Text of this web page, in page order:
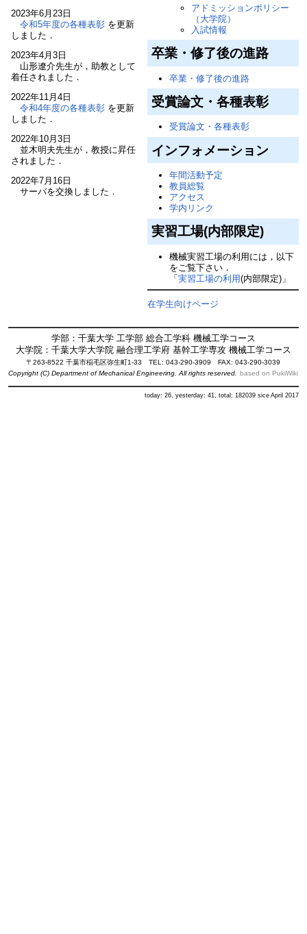
2023年6月23日
令和5年度の各種表彰を更新
しました．
2023年4月3日
山形遼介先生が，助教として
着任されました．
2022年11月4日
令和4年度の各種表彰を更新
しました．
2022年10月3日
並木明夫先生が，教授に昇任
されました．
2022年7月16日
サーバを交換しました．
アドミッションポリシー
（大学院）
入試情報
卒業・修了後の進路
卒業・修了後の進路
受賞論文・各種表彰
受賞論文・各種表彰
インフォメーション
年間活動予定
教員総覧
アクセス
学内リンク
実習工場(内部限定)
機械実習工場の利用には，以下
をご覧下さい．
「実習工場の利用(内部限定)」
在学生向けページ
学部：千葉大学 工学部 総合工学科 機械工学コース
大学院：千葉大学大学院 融合理工学府 基幹工学専攻 機械工学コース
〒263-8522 千葉市稲毛区弥生町1-33 TEL: 043-290-3909 FAX: 043-290-3039
Copyright (C) Department of Mechanical Engineering. All rights reserved.
based on PukiWiki
today: 26, yesterday: 41, total: 182039 sice April 2017